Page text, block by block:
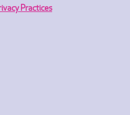
Practices